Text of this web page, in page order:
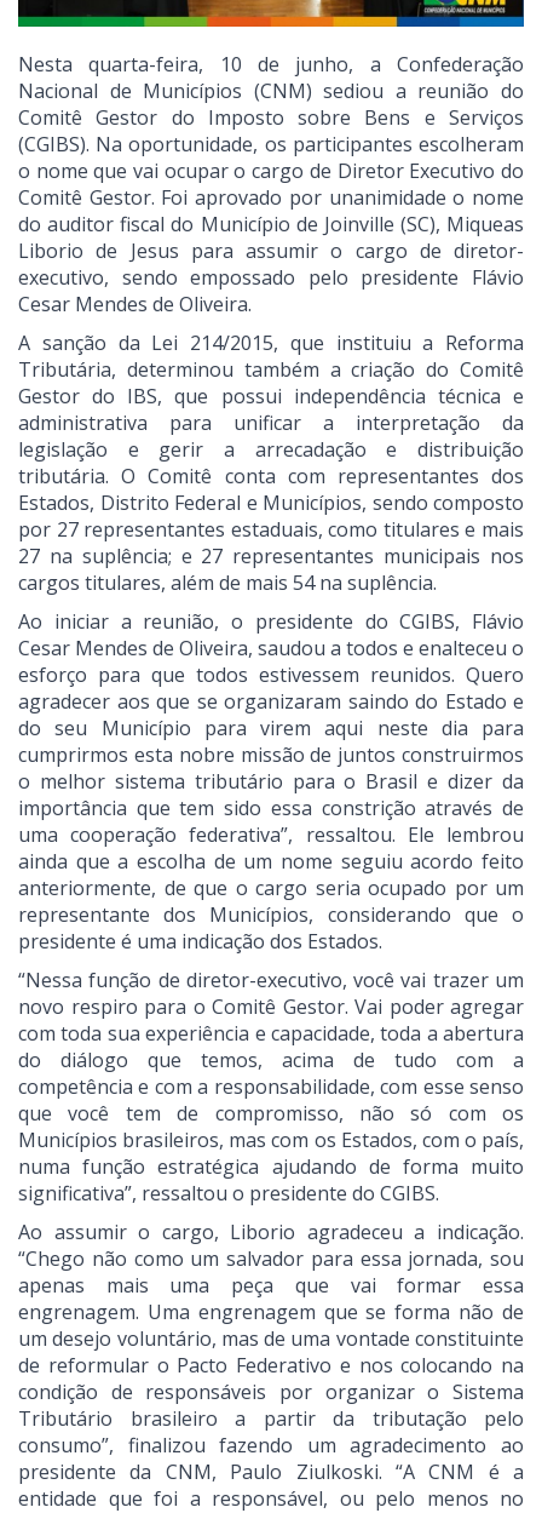
Nesta quarta-feira, 10 de junho, a Confederação
Nacional de Municípios (CNM) sediou a reunião do
Comitê Gestor do Imposto sobre Bens e Serviços
(CGIBS). Na oportunidade, os participantes escolheram
o nome que vai ocupar o cargo de Diretor Executivo do
Comitê Gestor. Foi aprovado por unanimidade o nome
do auditor fiscal do Município de Joinville (SC), Miqueas
Liborio de Jesus para assumir o cargo de diretor-
executivo, sendo empossado pelo presidente Flávio
Cesar Mendes de Oliveira.
A sanção da Lei 214/2015, que instituiu a Reforma
Tributária, determinou também a criação do Comitê
Gestor do IBS, que possui independência técnica e
administrativa para unificar a interpretação da
legislação e gerir a arrecadação e distribuição
tributária. O Comitê conta com representantes dos
Estados, Distrito Federal e Municípios, sendo composto
por 27 representantes estaduais, como titulares e mais
27 na suplência; e 27 representantes municipais nos
cargos titulares, além de mais 54 na suplência.
Ao iniciar a reunião, o presidente do CGIBS, Flávio
Cesar Mendes de Oliveira, saudou a todos e enalteceu o
esforço para que todos estivessem reunidos. Quero
agradecer aos que se organizaram saindo do Estado e
do seu Município para virem aqui neste dia para
cumprirmos esta nobre missão de juntos construirmos
o melhor sistema tributário para o Brasil e dizer da
importância que tem sido essa constrição através de
uma cooperação federativa”, ressaltou. Ele lembrou
ainda que a escolha de um nome seguiu acordo feito
anteriormente, de que o cargo seria ocupado por um
representante dos Municípios, considerando que o
presidente é uma indicação dos Estados.
“Nessa função de diretor-executivo, você vai trazer um
novo respiro para o Comitê Gestor. Vai poder agregar
com toda sua experiência e capacidade, toda a abertura
do diálogo que temos, acima de tudo com a
competência e com a responsabilidade, com esse senso
que você tem de compromisso, não só com os
Municípios brasileiros, mas com os Estados, com o país,
numa função estratégica ajudando de forma muito
significativa”, ressaltou o presidente do CGIBS.
Ao assumir o cargo, Liborio agradeceu a indicação.
“Chego não como um salvador para essa jornada, sou
apenas mais uma peça que vai formar essa
engrenagem. Uma engrenagem que se forma não de
um desejo voluntário, mas de uma vontade constituinte
de reformular o Pacto Federativo e nos colocando na
condição de responsáveis por organizar o Sistema
Tributário brasileiro a partir da tributação pelo
consumo”, finalizou fazendo um agradecimento ao
presidente da CNM, Paulo Ziulkoski. “A CNM é a
entidade que foi a responsável, ou pelo menos no